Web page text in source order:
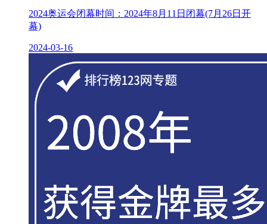
2024奥运会闭幕时间：2024年8月11日闭幕(7月26日开
幕)
2024-03-16